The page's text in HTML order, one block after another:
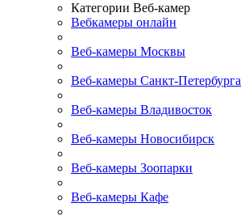
Категории Веб-камер
Вебкамеры онлайн
Веб-камеры Москвы
Веб-камеры Санкт-Петербурга
Веб-камеры Владивосток
Веб-камеры Новосибирск
Веб-камеры Зоопарки
Веб-камеры Кафе